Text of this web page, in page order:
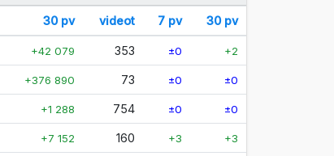
30 pv videot 7 pv 30 pv
+42 079 353 ±0 +2
+376 890 73 ±0 ±0
+1 288 754 ±0 ±0
+7 152 160 +3 +3